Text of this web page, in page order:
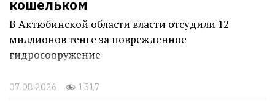
кошельком
В Актюбинской области власти отсудили 12
миллионов тенге за поврежденное
гидросооружение
07.08.2026 1517